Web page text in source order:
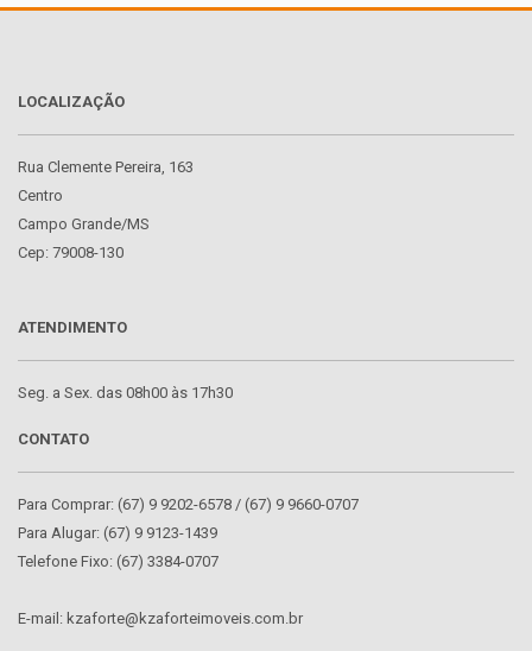
LOCALIZAÇÃO
Rua Clemente Pereira, 163
Centro
Campo Grande/MS
Cep: 79008-130
ATENDIMENTO
Seg. a Sex. das 08h00 às 17h30
CONTATO
Para Comprar: (67) 9 9202-6578 / (67) 9 9660-0707
Para Alugar: (67) 9 9123-1439
Telefone Fixo: (67) 3384-0707
E-mail: kzaforte@kzaforteimoveis.com.br